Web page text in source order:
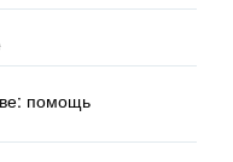
помощь